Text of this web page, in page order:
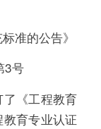
准的公告》
3号
《工程教育
育专业认证